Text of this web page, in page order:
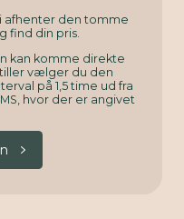
afhenter den tomme
find din pris.
kan komme direkte
vælger du den
på 1,5 time ud fra
hvor der er angivet